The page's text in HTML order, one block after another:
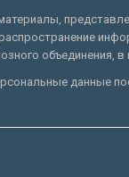
объединения,
данные